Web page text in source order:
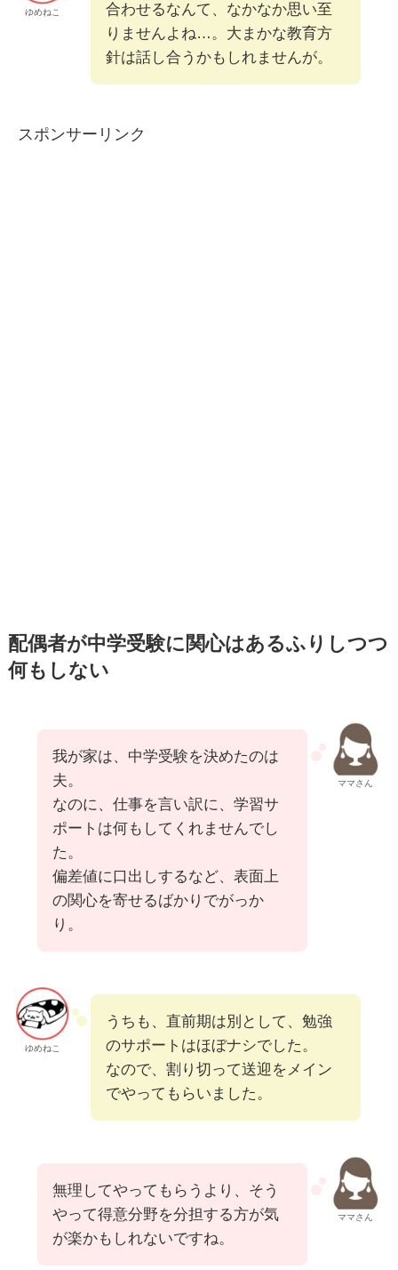
ゆめねこ
合わせるなんて、なかなか思い至
りませんよね…。大まかな教育方
針は話し合うかもしれませんが。
スポンサーリンク
配偶者が中学受験に関心はあるふりしつつ
何もしない
ママさん
我が家は、中学受験を決めたのは
夫。
なのに、仕事を言い訳に、学習サ
ポートは何もしてくれませんでし
た。
偏差値に口出しするなど、表面上
の関心を寄せるばかりでがっか
り。
ゆめねこ
うちも、直前期は別として、勉強
のサポートはほぼナシでした。
なので、割り切って送迎をメイン
でやってもらいました。
ママさん
無理してやってもらうより、そう
やって得意分野を分担する方が気
が楽かもしれないですね。